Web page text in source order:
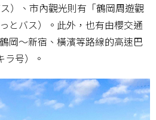
）、市內觀光則有「鶴岡周遊觀
とバス）。此外，也有由櫻交通
岡～新宿、橫濱等路線的高速巴
ラ号）。